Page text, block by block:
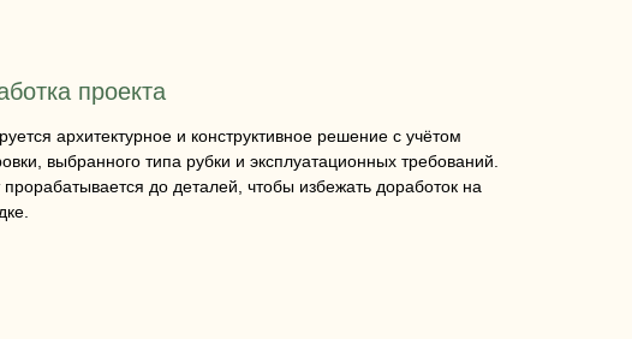
проекта
архитектурное и конструктивное решение с учётом
выбранного типа рубки и эксплуатационных требований.
прорабатывается до деталей, чтобы избежать доработок на